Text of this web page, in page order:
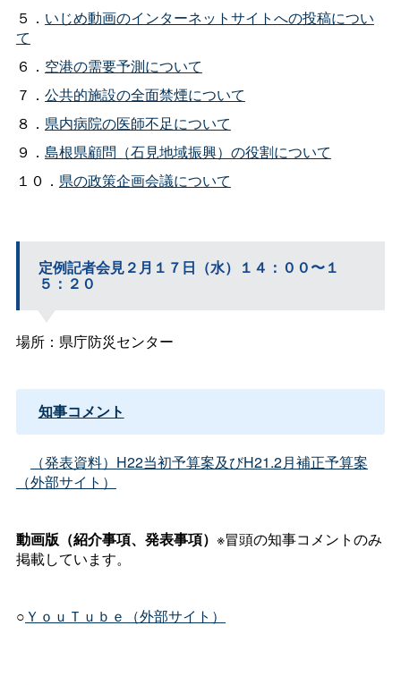
５． いじめ動画のインターネットサイトへの投稿につい
て
６． 空港の需要予測について
７． 公共的施設の全面禁煙について
８． 県内病院の医師不足について
９． 島根県顧問（石見地域振興）の役割について
１０． 県の政策企画会議について
定例記者会見２月１７日（水）１４：００〜１
５：２０
場所：県庁防災センター
知事コメント
（発表資料）H22当初予算案及びH21.2月補正予算案
（外部サイト）
動画版（紹介事項、発表事項） ※冒頭の知事コメントのみ
掲載しています。
○ＹｏｕＴｕｂｅ（外部サイト）